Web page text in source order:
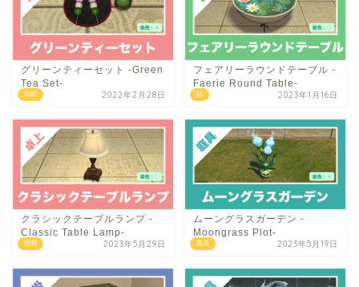
和風
グリーンティーセット -Green
Tea Set-
2022年2月28日 机
フェアリーラウンドテーブル -
Faerie Round Table-
2023年1月16日
照明
クラシックテーブルランプ -
Classic Table Lamp-
2023年5月29日 庭具
ムーングラスガーデン -
Moongrass Plot-
2023年5月19日